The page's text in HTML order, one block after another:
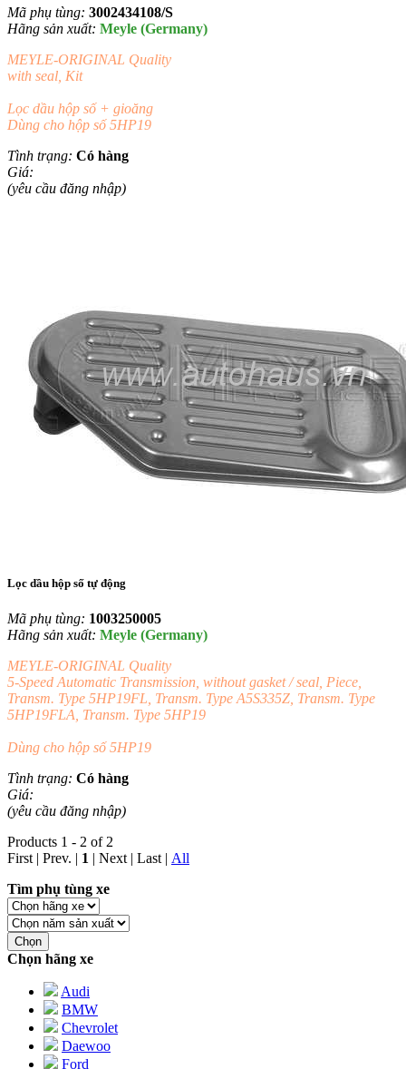
Mã phụ tùng: 3002434108/S
Hãng sản xuất: Meyle (Germany)
MEYLE-ORIGINAL Quality
with seal, Kit
Lọc dầu hộp số + gioăng
Dùng cho hộp số 5HP19
Tình trạng: Có hàng
Giá:
(yêu cầu đăng nhập)
Lọc dầu hộp số tự động
Mã phụ tùng: 1003250005
Hãng sản xuất: Meyle (Germany)
MEYLE-ORIGINAL Quality
5-Speed Automatic Transmission, without gasket / seal, Piece,
Transm. Type 5HP19FL, Transm. Type A5S335Z, Transm. Type
5HP19FLA, Transm. Type 5HP19
Dùng cho hộp số 5HP19
Tình trạng: Có hàng
Giá:
(yêu cầu đăng nhập)
Products 1 - 2 of 2
First | Prev. | 1 | Next | Last | All
Tìm phụ tùng xe
Chọn
Chọn hãng xe
Audi
BMW
Chevrolet
Daewoo
Ford